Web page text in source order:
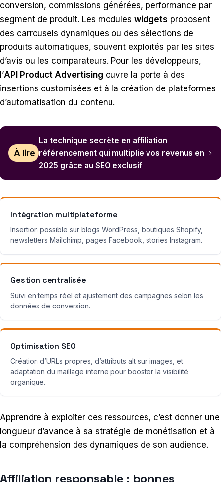
conversion, commissions générées, performance par
segment de produit. Les modules widgets proposent
des carrousels dynamiques ou des sélections de
produits automatiques, souvent exploités par les sites
d’avis ou les comparateurs. Pour les développeurs,
l’API Product Advertising ouvre la porte à des
insertions customisées et à la création de plateformes
d’automatisation du contenu.
À lire
La technique secrète en affiliation
référencement qui multiplie vos revenus en
2025 grâce au SEO exclusif
Intégration multiplateforme
Insertion possible sur blogs WordPress, boutiques Shopify,
newsletters Mailchimp, pages Facebook, stories Instagram.
Gestion centralisée
Suivi en temps réel et ajustement des campagnes selon les
données de conversion.
Optimisation SEO
Création d’URLs propres, d’attributs alt sur images, et
adaptation du maillage interne pour booster la visibilité
organique.
Apprendre à exploiter ces ressources, c’est donner une
longueur d’avance à sa stratégie de monétisation et à
la compréhension des dynamiques de son audience.
Affiliation responsable : bonnes